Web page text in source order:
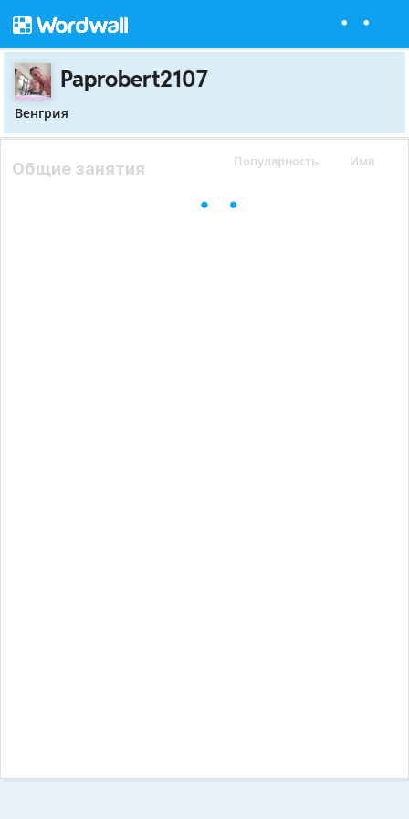
Paprobert2107
Венгрия
Популярность Имя
Общие занятия